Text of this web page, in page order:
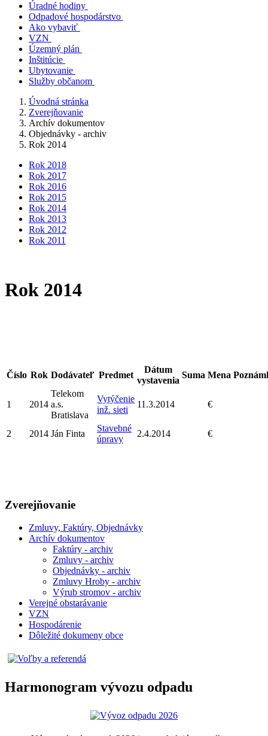
Úradné hodiny
Odpadové hospodárstvo
Ako vybaviť
VZN
Územný plán
Inštitúcie
Ubytovanie
Služby občanom
Úvodná stránka
Zverejňovanie
Archív dokumentov
Objednávky - archiv
Rok 2014
Rok 2018
Rok 2017
Rok 2016
Rok 2015
Rok 2014
Rok 2013
Rok 2012
Rok 2011
Rok 2014
Číslo Rok Dodávateľ Predmet
Dátum
vystavenia
Suma Mena
1 2014
Telekom
a.s.
Bratislava
Vytýčenie
inž. sieti
11.3.2014 €
2 2014 Ján Finta
Stavebné
úpravy
2.4.2014 €
Zverejňovanie
Zmluvy, Faktúry, Objednávky
Archív dokumentov
Faktúry - archiv
Zmluvy - archiv
Objednávky - archiv
Zmluvy Hroby - archiv
Výrub stromov - archiv
Verejné obstarávanie
VZN
Hospodárenie
Dôležité dokumeny obce
Harmonogram vývozu odpadu